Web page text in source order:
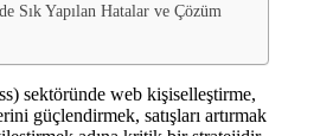
Sık Yapılan Hatalar ve Çözüm
sektöründe web kişiselleştirme,
güçlendirmek, satışları artırmak